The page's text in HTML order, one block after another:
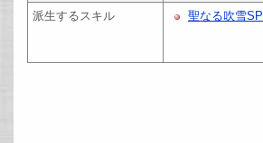
派生するスキル 聖なる吹雪SP